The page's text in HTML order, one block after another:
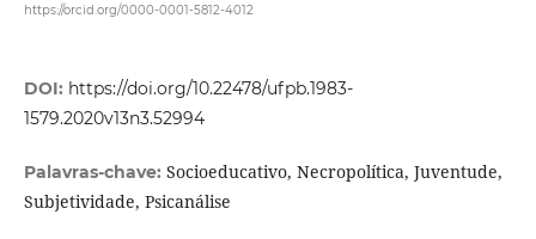
https://orcid.org/0000-0001-5812-4012
DOI: https://doi.org/10.22478/ufpb.1983-
1579.2020v13n3.52994
Palavras-chave: Socioeducativo, Necropolítica, Juventude,
Subjetividade, Psicanálise